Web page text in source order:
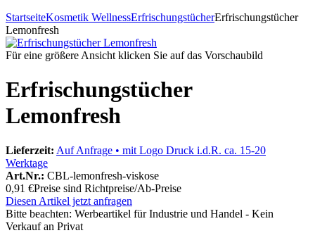
StartseiteKosmetik WellnessErfrischungstücherErfrischungstücher
Lemonfresh
Für eine größere Ansicht klicken Sie auf das Vorschaubild
Erfrischungstücher
Lemonfresh
Lieferzeit: Auf Anfrage • mit Logo Druck i.d.R. ca. 15-20
Werktage
Art.Nr.: CBL-lemonfresh-viskose
0,91 €Preise sind Richtpreise/Ab-Preise
Diesen Artikel jetzt anfragen
Bitte beachten: Werbeartikel für Industrie und Handel - Kein
Verkauf an Privat